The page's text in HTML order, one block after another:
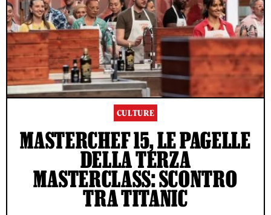
CULTURE
MASTERCHEF 15, LE PAGELLE
DELLA TERZA
MASTERCLASS: SCONTRO
TRA TITANIC